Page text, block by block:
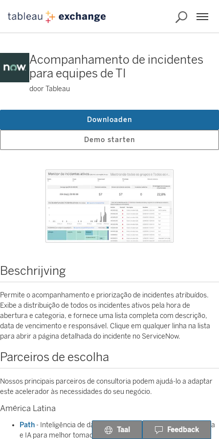
Acompanhamento de incidentes
para equipes de TI
door Tableau
Demo starten
Downloaden
Beschrijving
Permite o acompanhamento e priorização de incidentes atribuídos.
Exibe a distribuição de todos os incidentes ativos pela hora de
abertura e categoria, e fornece uma lista completa com descrição,
data de vencimento e responsável. Clique em qualquer linha na lista
para abrir a página detalhada do incidente no ServiceNow.
Parceiros de escolha
Nossos principais parceiros de consultoria podem ajudá-lo a adaptar
este acelerador às necessidades do seu negócio.
América Latina
Path - Inteligência de dados usando aprendizagem de máquina
e IA para melhor tomada de decisão.
Taal Feedback